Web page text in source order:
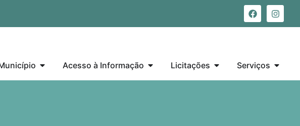
Acesso à Informação Licitações Serviços